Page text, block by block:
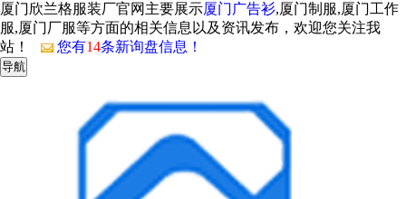
厦门欣兰格服装厂官网主要展示厦门广告衫,厦门制服,厦门工作
服,厦门厂服等方面的相关信息以及资讯发布，欢迎您关注我
站！
您有14条新询盘信息！
导航